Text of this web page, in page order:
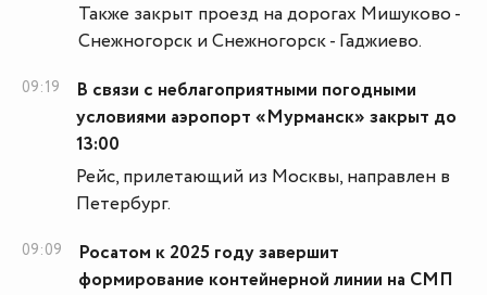
Также закрыт проезд на дорогах Мишуково -
Снежногорск и Снежногорск - Гаджиево.
09:19
В связи с неблагоприятными погодными
условиями аэропорт «Мурманск» закрыт до
13:00
Рейс, прилетающий из Москвы, направлен в
Петербург.
09:09
Росатом к 2025 году завершит
формирование контейнерной линии на СМП